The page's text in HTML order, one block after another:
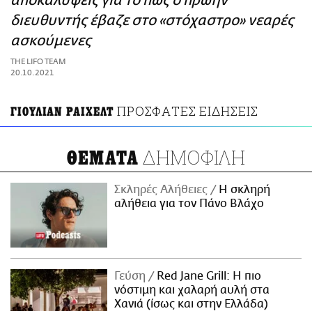
ΑΜΠΑ
PRINT
διευθυντής έβαζε στο «στόχαστρο» νεαρές
ασκούμενες
THE LIFO TEAM
20.10.2021
ΓΙΟΥΛΙΑΝ ΡΑΙΧΕΛΤ ΠΡΟΣΦΑΤΕΣ ΕΙΔΗΣΕΙΣ
ΘΕΜΑΤΑ ΔΗΜΟΦΙΛΗ
Σκληρές Αλήθειες
H σκληρή
αλήθεια για τον Πάνο Βλάχο
Γεύση
Red Jane Grill: Η πιο
νόστιμη και χαλαρή αυλή στα
Χανιά (ίσως και στην Ελλάδα)